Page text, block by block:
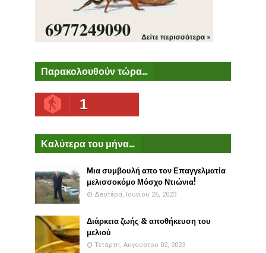
Παρακολουθούν τώρα...
1
Καλύτερα του μήνα...
Μια συμβουλή απο τον Επαγγελματία
μελισσοκόμο Μόσχο Ντιώνια!
Δευτέρα, Ιουνίου 26, 2023
Διάρκεια ζωής & αποθήκευση του
μελιού
Τετάρτη, Αυγούστου 02, 2023